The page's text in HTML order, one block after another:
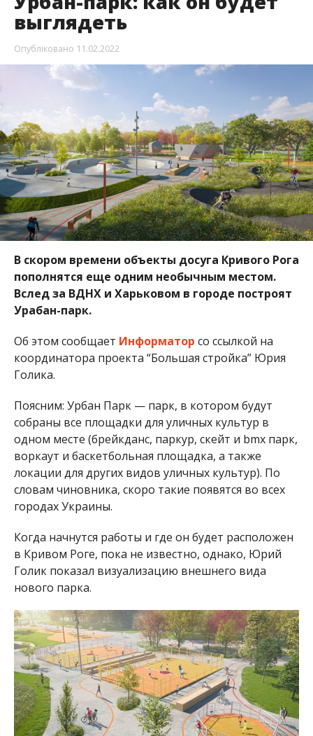
выглядеть
Опубліковано 11.02.2022
В скором времени объекты досуга Кривого Рога
пополнятся еще одним необычным местом.
Вслед за ВДНХ и Харьковом в городе построят
Урабан-парк.
Об этом сообщает Информатор со ссылкой на
координатора проекта “Большая стройка” Юрия
Голика.
Поясним: Урбан Парк — парк, в котором будут
собраны все площадки для уличных культур в
одном месте (брейкданс, паркур, скейт и bmx парк,
воркаут и баскетбольная площадка, а также
локации для других видов уличных культур). По
словам чиновника, скоро такие появятся во всех
городах Украины.
Когда начнутся работы и где он будет расположен
в Кривом Роге, пока не известно, однако, Юрий
Голик показал визуализацию внешнего вида
нового парка.